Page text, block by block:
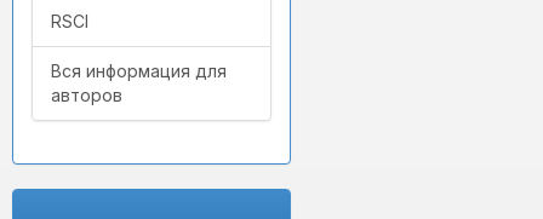
RSCI
Вся информация для
авторов